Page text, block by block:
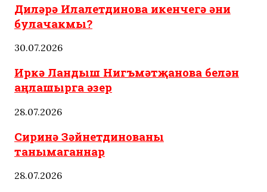
Диләрә Илалетдинова икенчегә әни
булачакмы?
30.07.2026
Иркә Ландыш Нигъмәтҗанова белән
аңлашырга әзер
28.07.2026
Сиринә Зәйнетдинованы
танымаганнар
28.07.2026